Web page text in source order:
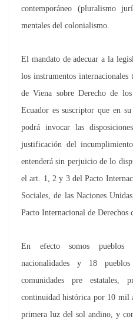
contemporáneo (pluralismo
mentales del colonialismo.
El mandato de adecuar a la
los instrumentos internacionales
de Viena sobre Derecho de
Ecuador es suscriptor que en
podrá invocar las
justificación del
entenderá sin perjuicio de lo
el art. 1, 2 y 3 del Pacto
Sociales, de las Naciones
Pacto Internacional de
En efecto somos pueblos
nacionalidades y 18
comunidades pre estatales,
continuidad histórica por 10 mil
primera luz del sol andino, y